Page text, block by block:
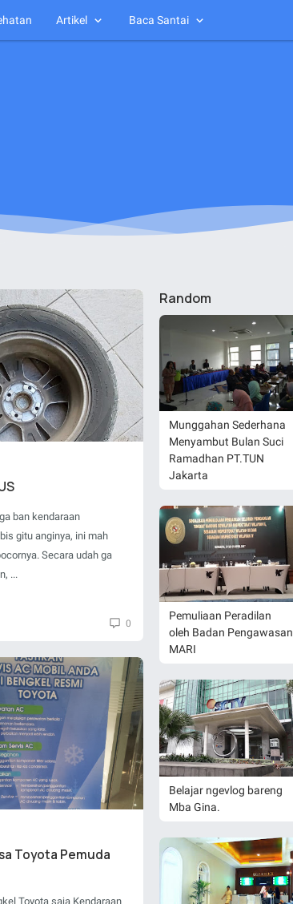
Artikel Baca Santai
ban kendaraan
gitu anginya, ini mah
Secara udah ga
...
0
Toyota Pemuda
Toyota saja Kendaraan
Random
Munggahan Sederhana
Menyambut Bulan Suci
Ramadhan PT.TUN
Jakarta
Pemuliaan Peradilan
oleh Badan Pengawasan
MARI
Belajar ngevlog bareng
Mba Gina.